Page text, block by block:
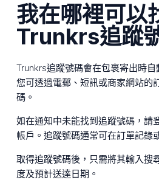
我在哪裡可以
Trunkrs追蹤
Trunkrs追蹤號碼會在包裹寄出時自
您可透過電郵、短訊或商家網站的
碼。
如在通知中未能找到追蹤號碼，請
帳戶。追蹤號碼通常可在訂單記錄
取得追蹤號碼後，只需將其輸入搜
度及預計送達日期。